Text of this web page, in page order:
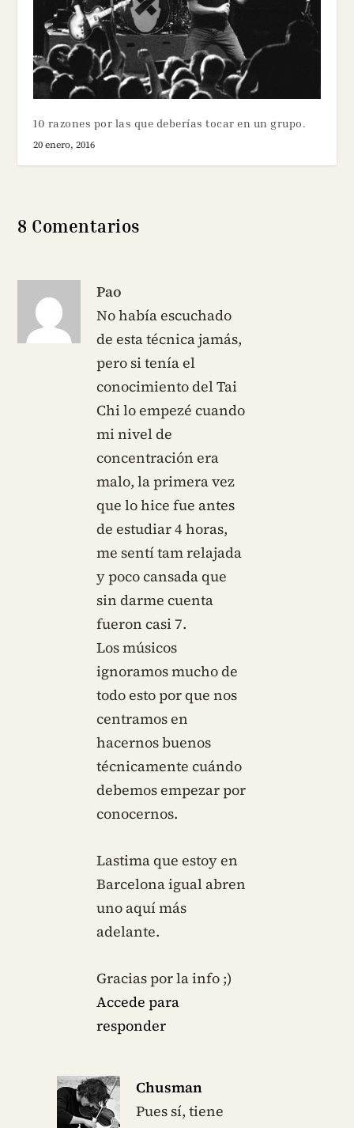
10 razones por las que deberías tocar en un grupo.
20 enero, 2016
8 Comentarios
Pao
No había escuchado
de esta técnica jamás,
pero si tenía el
conocimiento del Tai
Chi lo empezé cuando
mi nivel de
concentración era
malo, la primera vez
que lo hice fue antes
de estudiar 4 horas,
me sentí tam relajada
y poco cansada que
sin darme cuenta
fueron casi 7.
Los músicos
ignoramos mucho de
todo esto por que nos
centramos en
hacernos buenos
técnicamente cuándo
debemos empezar por
conocernos.
Lastima que estoy en
Barcelona igual abren
uno aquí más
adelante.
Gracias por la info ;)
Accede para
responder
Chusman
Pues sí, tiene